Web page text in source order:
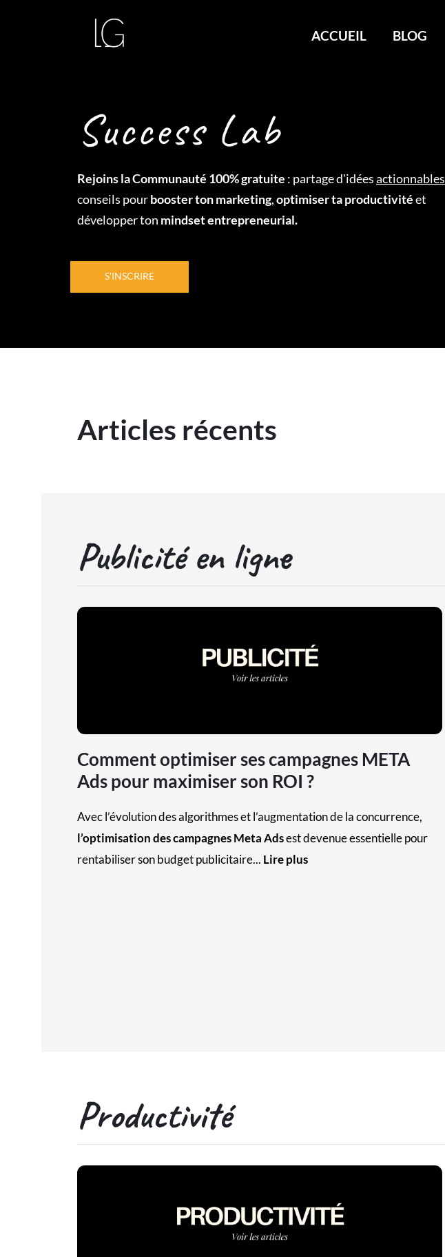
ACCUEIL BLOG
Success Lab
Rejoins la Communauté 100% gratuite : partage d'idéesactionnables
conseils pourbooster ton marketing,optimiser ta productivitéet
développer ton mindset entrepreneurial.
S'INSCRIRE
Articles récents
Publicité en ligne
Comment optimiser ses campagnes META
Ads pour maximiser son ROI ?
Avec l’évolution des algorithmes et l’augmentation de la concurrence,
l’optimisation des campagnes Meta Adsest devenue essentielle pour
rentabiliser son budget publicitaire... Lire plus
Productivité